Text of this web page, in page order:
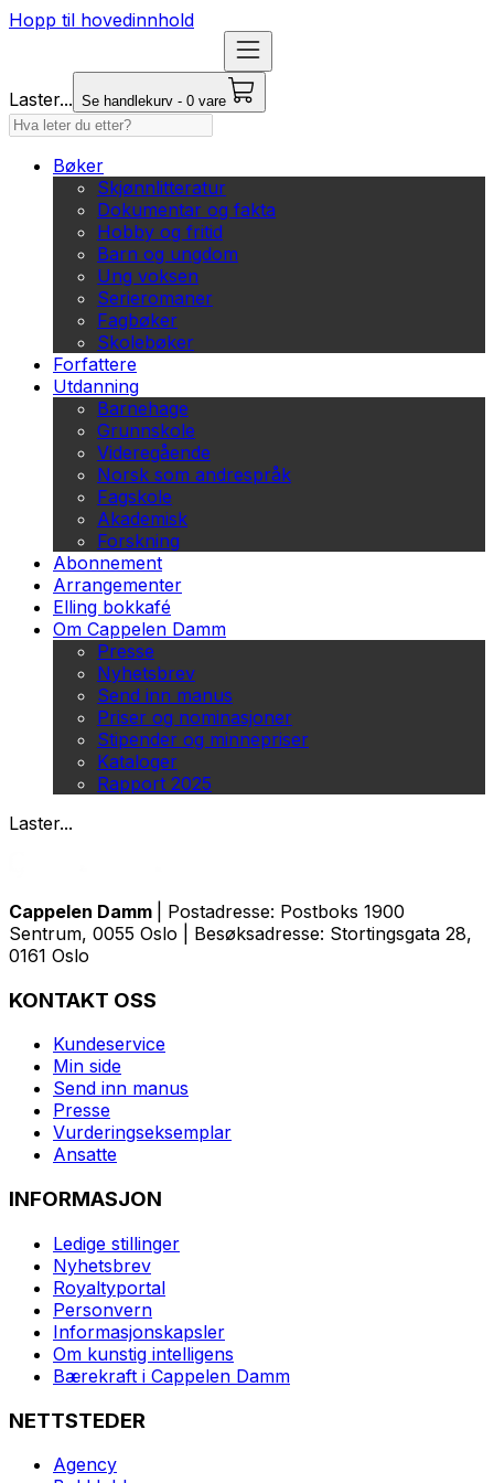
Hopp til hovedinnhold
Laster... Se handlekurv - 0 vare
Bøker
Skjønnlitteratur
Dokumentar og fakta
Hobby og fritid
Barn og ungdom
Ung voksen
Serieromaner
Fagbøker
Skolebøker
Forfattere
Utdanning
Barnehage
Grunnskole
Videregående
Norsk som andrespråk
Fagskole
Akademisk
Forskning
Abonnement
Arrangementer
Elling bokkafé
Om Cappelen Damm
Presse
Nyhetsbrev
Send inn manus
Priser og nominasjoner
Stipender og minnepriser
Kataloger
Rapport 2025
Laster...
Cappelen Damm
| Postadresse: Postboks 1900
Sentrum, 0055 Oslo | Besøksadresse: Stortingsgata 28,
0161 Oslo
KONTAKT OSS
Kundeservice
Min side
Send inn manus
Presse
Vurderingseksemplar
Ansatte
INFORMASJON
Ledige stillinger
Nyhetsbrev
Royaltyportal
Personvern
Informasjonskapsler
Om kunstig intelligens
Bærekraft i Cappelen Damm
NETTSTEDER
Agency